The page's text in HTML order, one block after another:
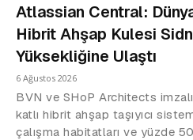
Atlassian Central:
Hibrit Ahşap Kulesi
Yüksekliğine Ulaştı
6 Ağustos 2026
BVN ve SHoP Architects
katlı hibrit ahşap taşıyıcı
çalışma habitatları ve yüzde